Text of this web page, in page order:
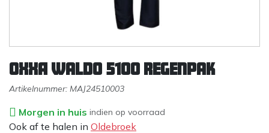
OXXA Waldo 5100 regenpak
Artikelnummer: MAJ24510003
Morgen in huis indien op voorraad
Ook af te halen in Oldebroek